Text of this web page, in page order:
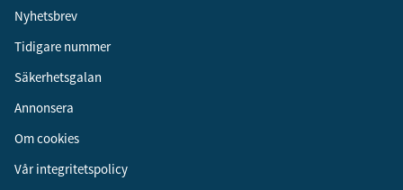
Nyhetsbrev
Tidigare nummer
Säkerhetsgalan
Annonsera
Om cookies
Vår integritetspolicy